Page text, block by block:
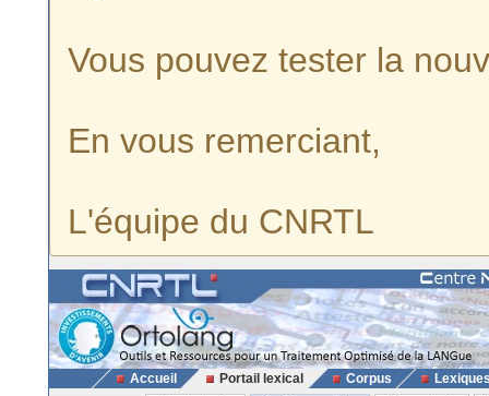
Vous pouvez tester la
En vous remerciant,
L'équipe du CNRTL
Accueil Portail lexical Corpus